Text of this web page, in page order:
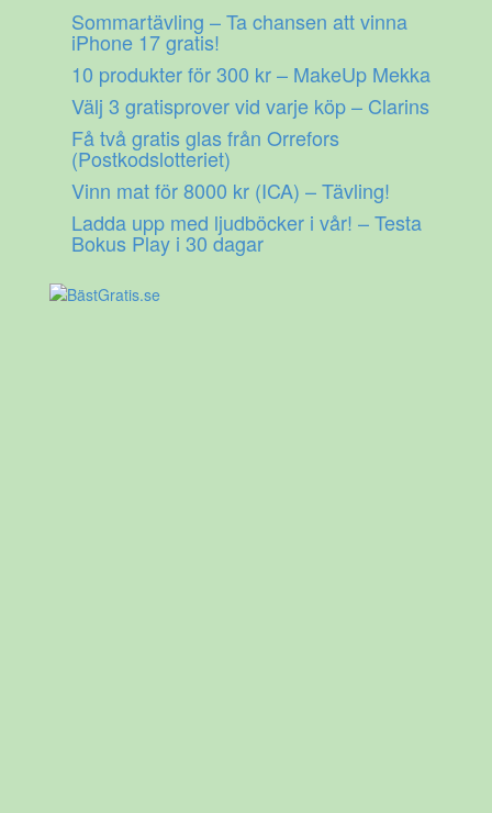
Sommartävling – Ta chansen att vinna
iPhone 17 gratis!
10 produkter för 300 kr – MakeUp Mekka
Välj 3 gratisprover vid varje köp – Clarins
Få två gratis glas från Orrefors
(Postkodslotteriet)
Vinn mat för 8000 kr (ICA) – Tävling!
Ladda upp med ljudböcker i vår! – Testa
Bokus Play i 30 dagar